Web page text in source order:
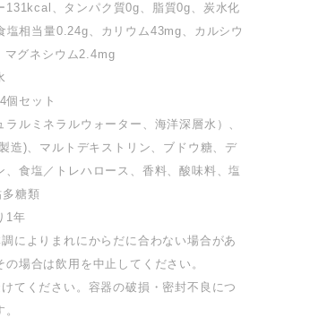
131kcal、タンパク質0g、脂質0g、炭水化
塩相当量0.24g、カリウム43mg、カルシウ
マグネシウム2.4mg
個セット
ラルミネラルウォーター、海洋深層水）、
造)、マルトデキストリン、ブドウ糖、デ
、食塩／トレハロース、香料、酸味料、塩
糖類
1年
によりまれにからだに合わない場合があ
の場合は飲用を中止してください。
てください。容器の破損・密封不良につ